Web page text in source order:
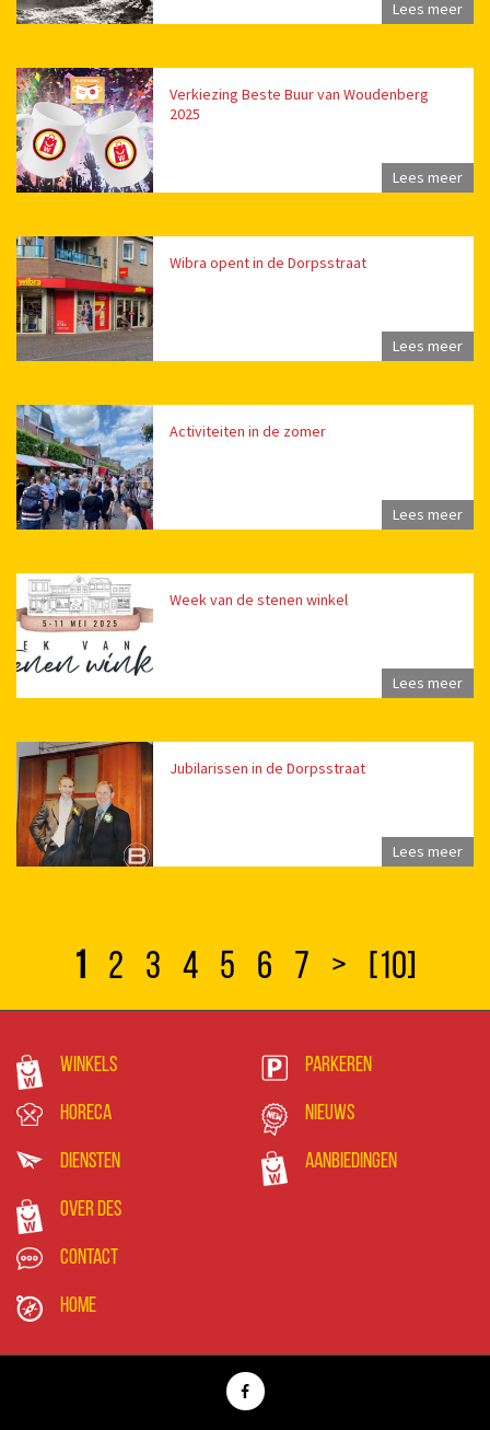
Lees meer
Verkiezing Beste Buur van Woudenberg
2025
Lees meer
Wibra opent in de Dorpsstraat
Lees meer
Activiteiten in de zomer
Lees meer
Week van de stenen winkel
Lees meer
Jubilarissen in de Dorpsstraat
Lees meer
1 2 3 4 5 6 7 > [10]
Winkels
Horeca
Diensten
Parkeren
Nieuws
Aanbiedingen
Over DES
Contact
Home